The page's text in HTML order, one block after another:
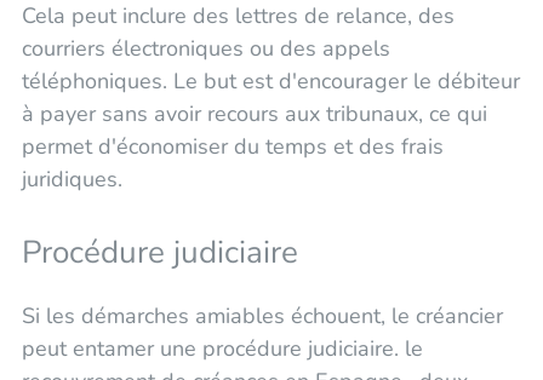
Cela peut inclure des lettres de relance, des
courriers électroniques ou des appels
téléphoniques. Le but est d'encourager le débiteur
à payer sans avoir recours aux tribunaux, ce qui
permet d'économiser du temps et des frais
juridiques.
Procédure judiciaire
Si les démarches amiables échouent, le créancier
peut entamer une procédure judiciaire. le